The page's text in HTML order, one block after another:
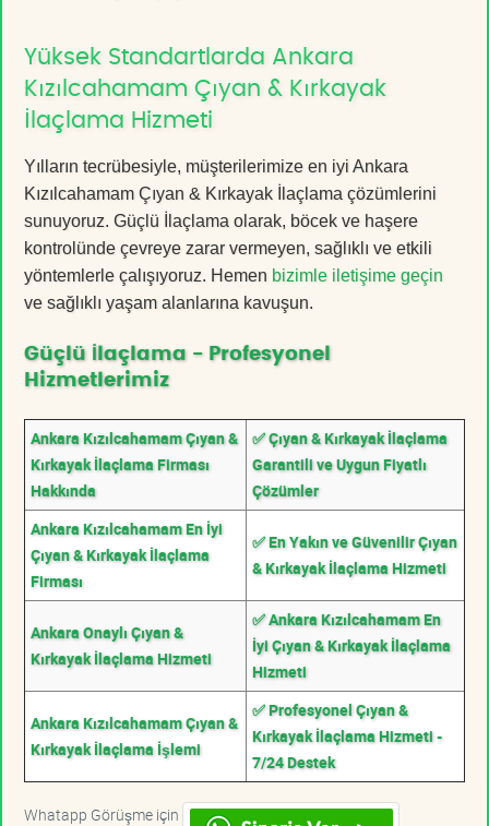
Yüksek Standartlarda Ankara
Kızılcahamam Çıyan & Kırkayak
İlaçlama Hizmeti
Yılların tecrübesiyle, müşterilerimize en iyi Ankara
Kızılcahamam Çıyan & Kırkayak İlaçlama çözümlerini
sunuyoruz. Güçlü İlaçlama olarak, böcek ve haşere
kontrolünde çevreye zarar vermeyen, sağlıklı ve etkili
yöntemlerle çalışıyoruz. Hemen bizimle iletişime geçin
ve sağlıklı yaşam alanlarına kavuşun.
Güçlü İlaçlama - Profesyonel
Hizmetlerimiz
Ankara Kızılcahamam Çıyan &
Kırkayak İlaçlama Firması
Hakkında
✅ Çıyan & Kırkayak İlaçlama
Garantili ve Uygun Fiyatlı
Çözümler
Ankara Kızılcahamam En İyi
Çıyan & Kırkayak İlaçlama
Firması
✅ En Yakın ve Güvenilir Çıyan
& Kırkayak İlaçlama Hizmeti
Ankara Onaylı Çıyan &
Kırkayak İlaçlama Hizmeti
✅ Ankara Kızılcahamam En
İyi Çıyan & Kırkayak İlaçlama
Hizmeti
Ankara Kızılcahamam Çıyan &
Kırkayak İlaçlama İşlemi
✅ Profesyonel Çıyan &
Kırkayak İlaçlama Hizmeti -
7/24 Destek
Whatapp Görüşme için